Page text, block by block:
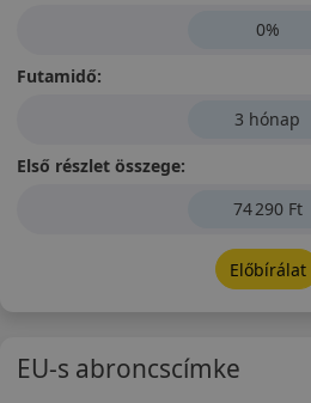
0%
Futamidő:
3 hónap
Első részlet összege:
74 290 Ft
Előbírálat
EU-s abroncscímke